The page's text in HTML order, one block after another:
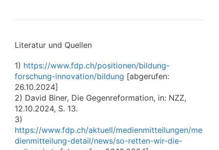
Literatur und Quellen
1) https://www.fdp.ch/positionen/bildung-
forschung-innovation/bildung [abgerufen:
26.10.2024]
2) David Biner, Die Gegenreformation, in: NZZ,
12.10.2024, S. 13.
3)
https://www.fdp.ch/aktuell/medienmitteilungen/me
dienmitteilung-detail/news/so-retten-wir-die-